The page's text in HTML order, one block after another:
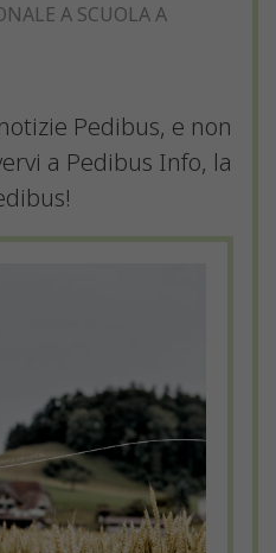
A SCUOLA A
Pedibus, e non
a Pedibus Info, la